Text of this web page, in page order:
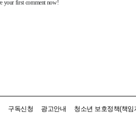
구독신청 광고안내 청소년 보호정책(책임